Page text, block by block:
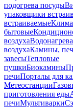
подогрева посуды
упаковщики
встраиваемые
бытовые
воздуха
воздухаКамины,
завесыТепловые
пушкиБиокамины
печиПорталы для
Метеостанции
приготовления еды
печиМультиварки